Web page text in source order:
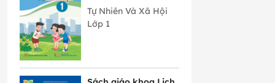
1 Cánh Diều
Tự Nhiên Và Xã Hội
Lớp 1